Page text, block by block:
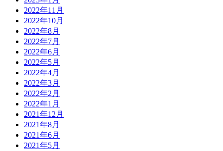
2022年11月
2022年10月
2022年8月
2022年7月
2022年6月
2022年5月
2022年4月
2022年3月
2022年2月
2022年1月
2021年12月
2021年8月
2021年6月
2021年5月